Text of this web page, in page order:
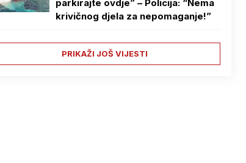
parkirajte ovdje” – Policija: “Nema
krivičnog djela za nepomaganje!”
PRIKAŽI JOŠ VIJESTI